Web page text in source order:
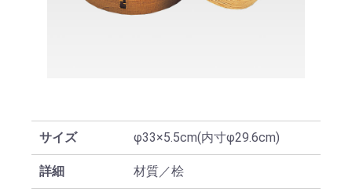
サイズ φ33×5.5cm(内寸φ29.6cm)
詳細 材質／桧